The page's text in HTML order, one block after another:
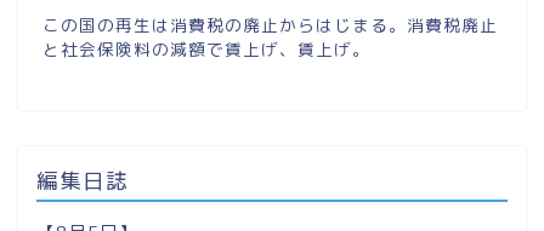
この国の再生は消費税の廃止からはじまる。消費税廃止
と社会保険料の減額で賃上げ、賃上げ。
編集日誌